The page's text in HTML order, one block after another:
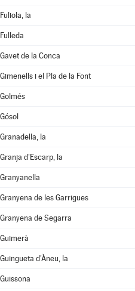
Fuliola, la
Fulleda
Gavet de la Conca
Gimenells i el Pla de la Font
Golmés
Gósol
Granadella, la
Granja d'Escarp, la
Granyanella
Granyena de les Garrigues
Granyena de Segarra
Guimerà
Guingueta d'Àneu, la
Guissona